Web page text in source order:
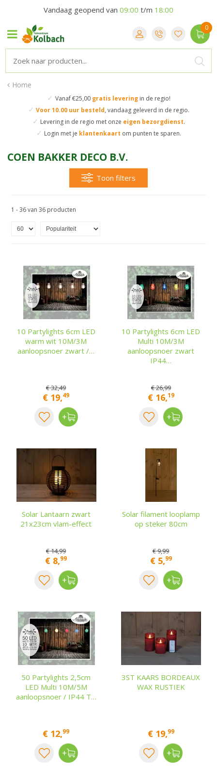
Home
✓ Vanaf €25,00 gratis leveringin de regio!
✓ Voor 10.00 uur besteld, vandaag geleverd in de regio.
✓ Levering in de regio met onze eigen bezorgdienst.
✓ Login met je klantenkaart om punten te sparen.
Vandaag geopend van 09:00 t/m 18:00
COEN BAKKER DECO B.V.
Toon filters
1 - 36 van 36 producten
10 Partylights 6cm LED
warm wit 10M/3M
aanloopsnoer zwart /…
€32,49
€ 19,49
10 Partylights 6cm LED
Multi 10M/3M
aanloopsnoer zwart
IP44…
€26,99
€ 16,19
Solar Lantaarn zwart
21x23cm vlam-effect
€14,99
€ 8,99
Solar filament looplamp
op steker 80cm
€9,99
€ 5,99
50 Partylights 2,5cm
LED Multi 10M/5M
aanloopsnoer / IP44 T…
€ 12,99
3ST KAARS BORDEAUX
WAX RUSTIEK
€ 19,99